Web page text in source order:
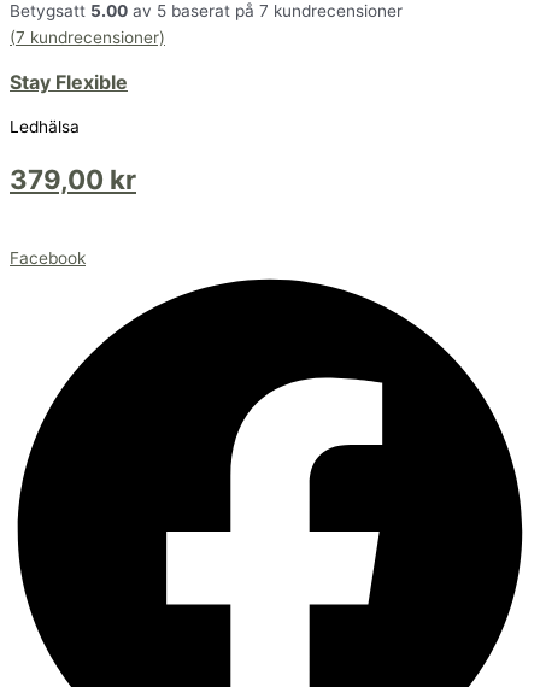
Betygsatt 5.00 av 5 baserat på 7 kundrecensioner
(7 kundrecensioner)
Stay Flexible
Ledhälsa
379,00 kr
Facebook